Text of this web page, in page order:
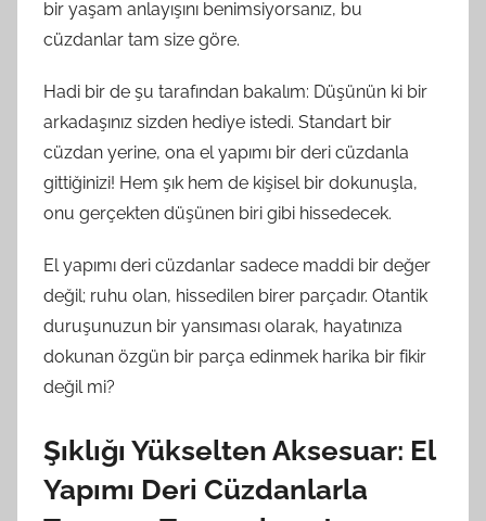
bir yaşam anlayışını benimsiyorsanız, bu
cüzdanlar tam size göre.
Hadi bir de şu tarafından bakalım: Düşünün ki bir
arkadaşınız sizden hediye istedi. Standart bir
cüzdan yerine, ona el yapımı bir deri cüzdanla
gittiğinizi! Hem şık hem de kişisel bir dokunuşla,
onu gerçekten düşünen biri gibi hissedecek.
El yapımı deri cüzdanlar sadece maddi bir değer
değil; ruhu olan, hissedilen birer parçadır. Otantik
duruşunuzun bir yansıması olarak, hayatınıza
dokunan özgün bir parça edinmek harika bir fikir
değil mi?
Şıklığı Yükselten Aksesuar: El
Yapımı Deri Cüzdanlarla